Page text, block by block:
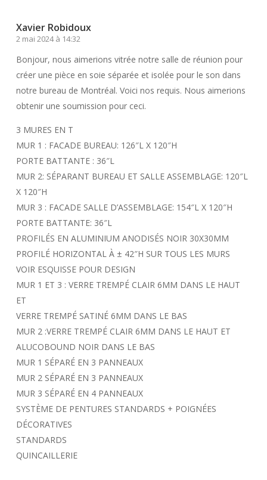
Xavier Robidoux
2 mai 2024 à 14:32
Bonjour, nous aimerions vitrée notre salle de réunion pour
créer une pièce en soie séparée et isolée pour le son dans
notre bureau de Montréal. Voici nos requis. Nous aimerions
obtenir une soumission pour ceci.
3 MURES EN T
MUR 1 : FACADE BUREAU: 126″L X 120″H
PORTE BATTANTE : 36″L
MUR 2: SÉPARANT BUREAU ET SALLE ASSEMBLAGE: 120″L
X 120″H
MUR 3 : FACADE SALLE D’ASSEMBLAGE: 154″L X 120″H
PORTE BATTANTE: 36″L
PROFILÉS EN ALUMINIUM ANODISÉS NOIR 30X30MM
PROFILÉ HORIZONTAL À ± 42″H SUR TOUS LES MURS
VOIR ESQUISSE POUR DESIGN
MUR 1 ET 3 : VERRE TREMPÉ CLAIR 6MM DANS LE HAUT
ET
VERRE TREMPÉ SATINÉ 6MM DANS LE BAS
MUR 2 :VERRE TREMPÉ CLAIR 6MM DANS LE HAUT ET
ALUCOBOUND NOIR DANS LE BAS
MUR 1 SÉPARÉ EN 3 PANNEAUX
MUR 2 SÉPARÉ EN 3 PANNEAUX
MUR 3 SÉPARÉ EN 4 PANNEAUX
SYSTÈME DE PENTURES STANDARDS + POIGNÉES
DÉCORATIVES
STANDARDS
QUINCAILLERIE